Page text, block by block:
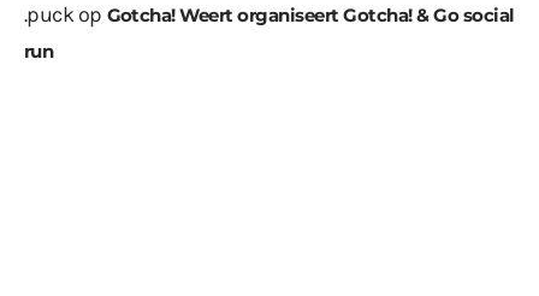
.puckop Gotcha! Weert organiseert Gotcha! & Go social
run